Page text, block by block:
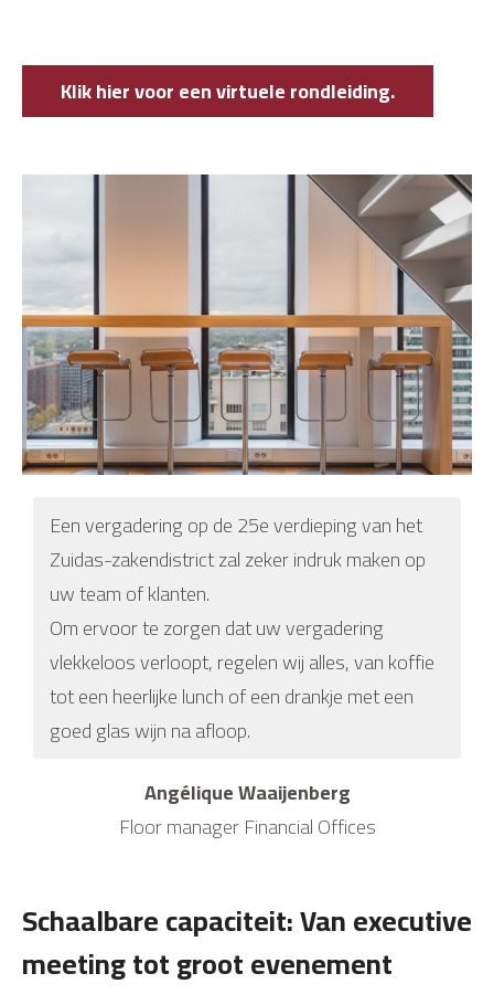
Klik hier voor een virtuele rondleiding.
Een vergadering op de 25e verdieping van het
Zuidas-zakendistrict zal zeker indruk maken op
uw team of klanten.
Om ervoor te zorgen dat uw vergadering
vlekkeloos verloopt, regelen wij alles, van koffie
tot een heerlijke lunch of een drankje met een
goed glas wijn na afloop.
Angélique Waaijenberg
Floor manager Financial Offices
Schaalbare capaciteit: Van executive
meeting tot groot evenement